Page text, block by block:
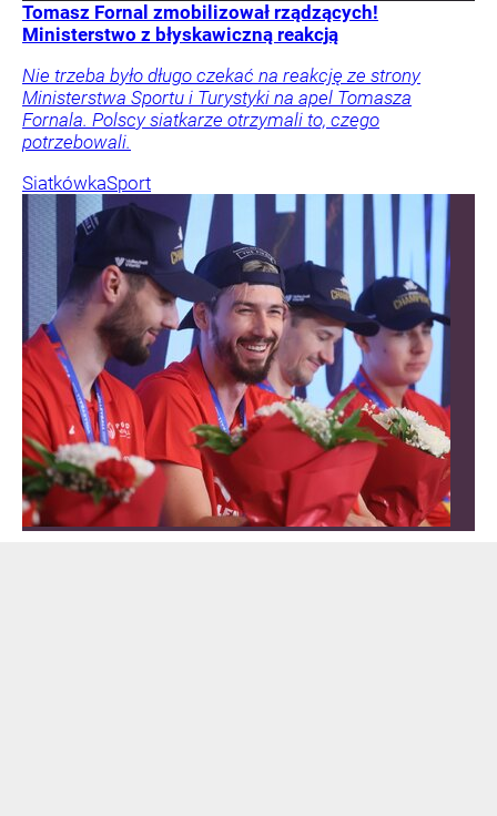
Tomasz Fornal zmobilizował rządzących!
Ministerstwo z błyskawiczną reakcją
Nie trzeba było długo czekać na reakcję ze strony
Ministerstwa Sportu i Turystyki na apel Tomasza
Fornala. Polscy siatkarze otrzymali to, czego
potrzebowali.
SiatkówkaSport